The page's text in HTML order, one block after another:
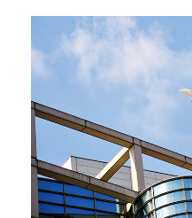
観光ガイドブック等
プロモーション映像
フォトライブラリー
サステナビリ